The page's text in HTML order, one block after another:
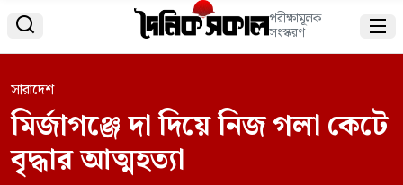
 পরীক্ষামূলক
সংস্করণ 
সারাদেশ
মির্জাগঞ্জে দা দিয়ে নিজ গলা কেটে
বৃদ্ধার আত্মহত্যা